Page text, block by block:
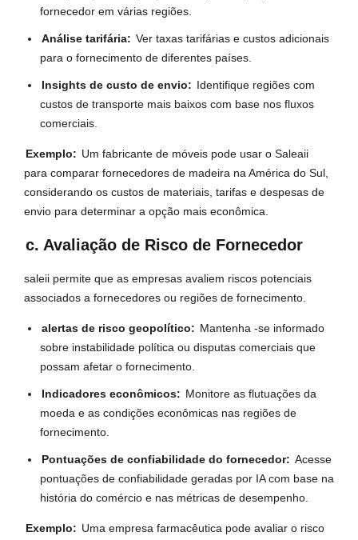
fornecedor em várias regiões.
Análise tarifária: Ver taxas tarifárias e custos adicionais
para o fornecimento de diferentes países.
Insights de custo de envio: Identifique regiões com
custos de transporte mais baixos com base nos fluxos
comerciais.
Exemplo: Um fabricante de móveis pode usar o Saleaii
para comparar fornecedores de madeira na América do Sul,
considerando os custos de materiais, tarifas e despesas de
envio para determinar a opção mais econômica.
c. Avaliação de Risco de Fornecedor
saleii permite que as empresas avaliem riscos potenciais
associados a fornecedores ou regiões de fornecimento.
alertas de risco geopolítico: Mantenha -se informado
sobre instabilidade política ou disputas comerciais que
possam afetar o fornecimento.
Indicadores econômicos: Monitore as flutuações da
moeda e as condições econômicas nas regiões de
fornecimento.
Pontuações de confiabilidade do fornecedor: Acesse
pontuações de confiabilidade geradas por IA com base na
história do comércio e nas métricas de desempenho.
Exemplo: Uma empresa farmacêutica pode avaliar o risco